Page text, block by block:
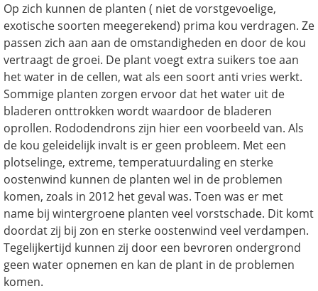
Op zich kunnen de planten ( niet de vorstgevoelige,
exotische soorten meegerekend) prima kou verdragen. Ze
passen zich aan aan de omstandigheden en door de kou
vertraagt de groei. De plant voegt extra suikers toe aan
het water in de cellen, wat als een soort anti vries werkt.
Sommige planten zorgen ervoor dat het water uit de
bladeren onttrokken wordt waardoor de bladeren
oprollen. Rododendrons zijn hier een voorbeeld van. Als
de kou geleidelijk invalt is er geen probleem. Met een
plotselinge, extreme, temperatuurdaling en sterke
oostenwind kunnen de planten wel in de problemen
komen, zoals in 2012 het geval was. Toen was er met
name bij wintergroene planten veel vorstschade. Dit komt
doordat zij bij zon en sterke oostenwind veel verdampen.
Tegelijkertijd kunnen zij door een bevroren ondergrond
geen water opnemen en kan de plant in de problemen
komen.